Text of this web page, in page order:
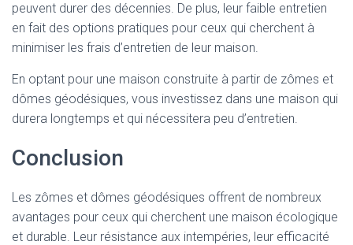
peuvent durer des décennies. De plus, leur faible entretien
en fait des options pratiques pour ceux qui cherchent à
minimiser les frais d’entretien de leur maison.
En optant pour une maison construite à partir de zômes et
dômes géodésiques, vous investissez dans une maison qui
durera longtemps et qui nécessitera peu d’entretien.
Conclusion
Les zômes et dômes géodésiques offrent de nombreux
avantages pour ceux qui cherchent une maison écologique
et durable. Leur résistance aux intempéries, leur efficacité